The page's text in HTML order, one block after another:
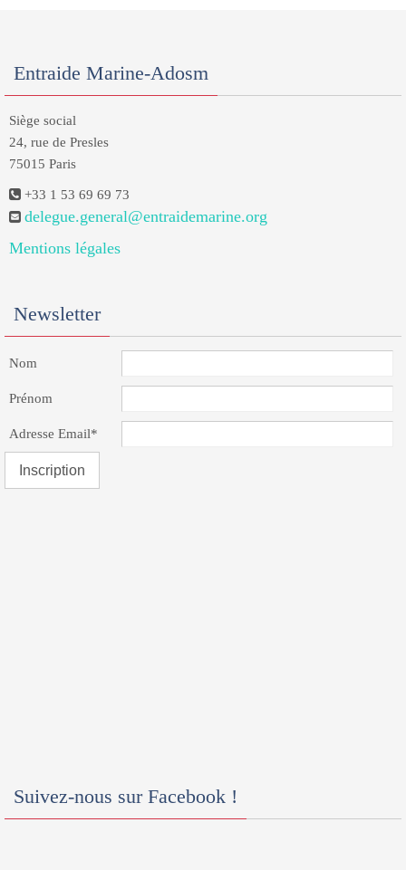
Entraide Marine-Adosm
Siège social
24, rue de Presles
75015 Paris
+33 1 53 69 69 73
delegue.general@entraidemarine.org
Mentions légales
Newsletter
Nom
Prénom
Adresse Email*
Suivez-nous sur Facebook !